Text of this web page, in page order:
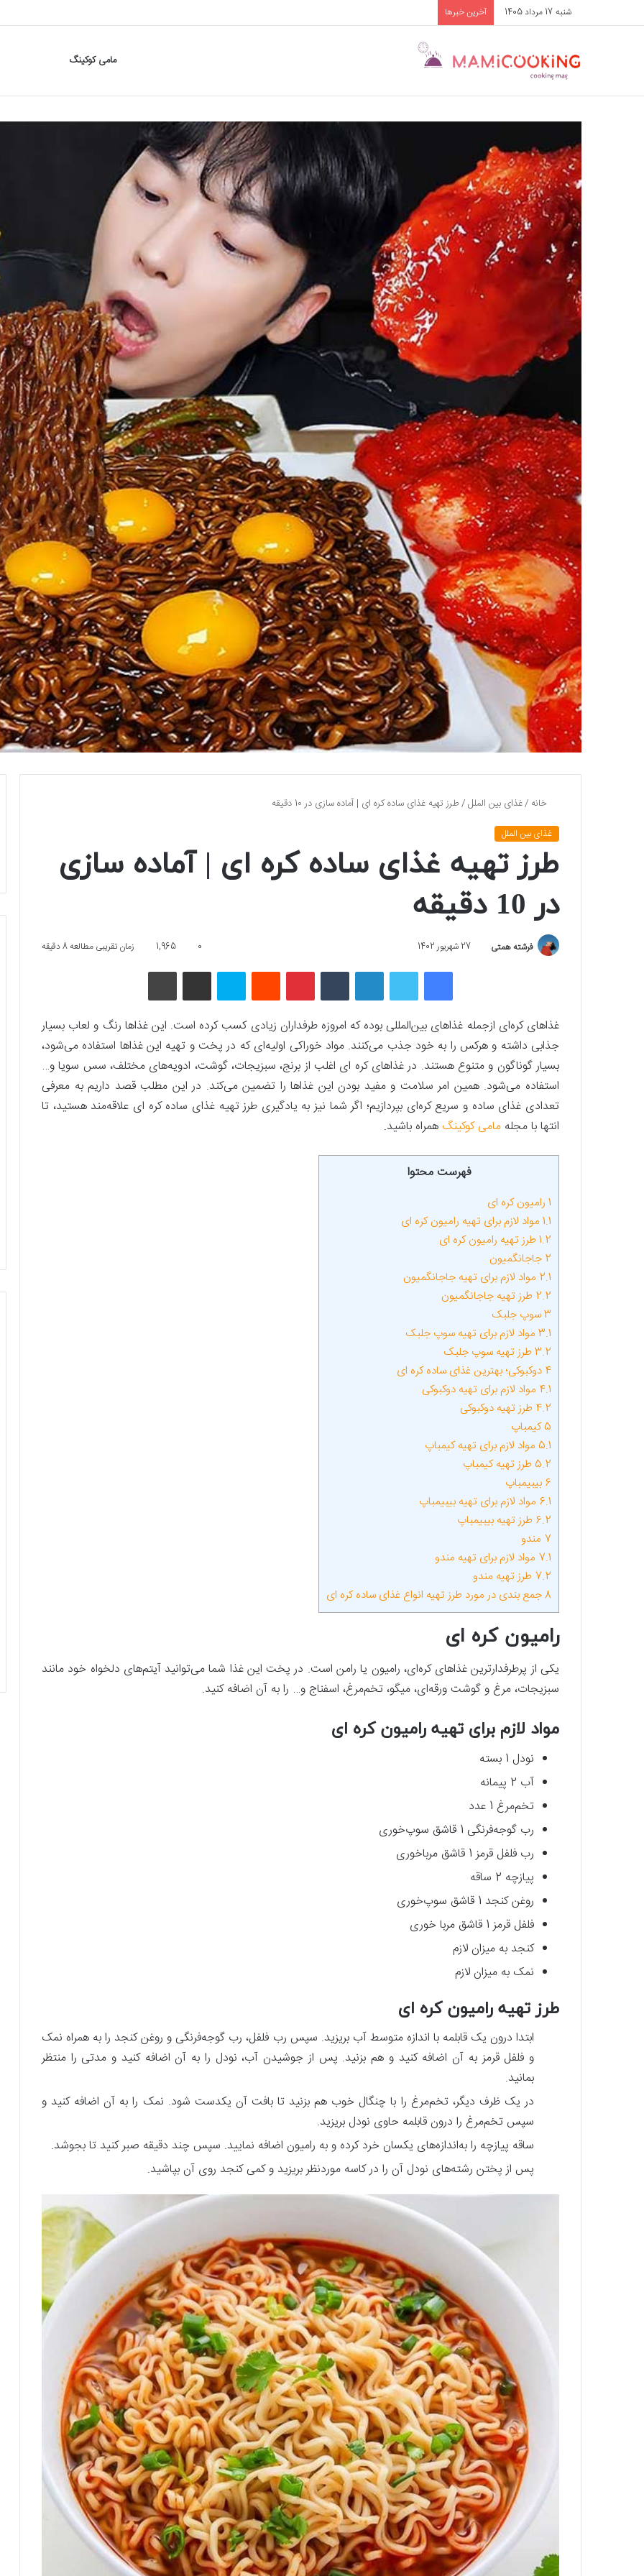
شنبه 17 مرداد 1405 آخرین خبرها
مامی کوکینگ
خانه /غذای بین الملل/طرز تهیه غذای ساده کره ای | آماده سازی در 10 دقیقه
غذای بین الملل
طرز تهیه غذای ساده کره ای | آماده سازی
در 10 دقیقه
فرشته همتی 27 شهریور 1402 0
1,965 زمان تقریبی مطالعه 8 دقیقه
فیسبوک لینکداین پینتریست اسکایپ
غذاهای کره‌ای ازجمله غذاهای بین‌المللی بوده که امروزه طرفداران زیادی کسب کرده است. این غذاها رنگ و لعاب بسیار
جذابی داشته و هرکس را به خود جذب می‌کنند. مواد خوراکی اولیه‌ای که در پخت و تهیه این غذاها استفاده می‌شود،
بسیار گوناگون و متنوع هستند. در غذاهای کره‌ ای اغلب از برنج، سبزیجات، گوشت، ادویه‌های مختلف، سس سویا و…
استفاده می‌شود. همین امر سلامت و مفید بودن این غذاها را تضمین می‌کند. در این مطلب قصد داریم به معرفی
تعدادی غذای ساده و سریع کره‌ای بپردازیم؛ اگر شما نیز به‌ یادگیری طرز تهیه غذای ساده کره ای علاقه‌مند هستید، تا
انتها با مجله مامی کوکینگهمراه باشید.
فهرست محتوا
1 رامیون کره‌ ای
1.1 مواد لازم برای تهیه رامیون کره‌ ای
1.2 طرز تهیه رامیون کره‌ ای
2 جاجانگمیون
2.1 مواد لازم برای تهیه جاجانگمیون
2.2 طرز تهیه جاجانگمیون
3سوپ جلبک
3.1 مواد لازم برای تهیه سوپ جلبک
3.2 طرز تهیه سوپ جلبک
4 دوکبوکی؛ بهترین غذای ساده کره ای
4.1 مواد لازم برای تهیه دوکبوکی
4.2 طرز تهیه دوکبوکی
5کیمباپ
5.1 مواد لازم برای تهیه کیمباپ
5.2 طرز تهیه کیمباپ
6 بیبیمباپ
6.1 مواد لازم برای تهیه بیبیمباپ
6.2 طرز تهیه بیبیمباپ
7 مندو
7.1 مواد لازم برای تهیه مندو
7.2 طرز تهیه مندو
8جمع بندی در مورد طرز تهیه انواع غذای ساده کره ای
رامیون کره‌ ای
یکی از پرطرفدارترین غذاهای کره‌ای، رامیون یا رامن است. در پخت این غذا شما می‌توانید آیتم‌های دلخواه خود مانند
سبزیجات، مرغ و گوشت ورقه‌ای، میگو، تخم‌مرغ، اسفناج و… را به آن اضافه کنید.
مواد لازم برای تهیه رامیون کره‌ ای
نودل 1 بسته
آب 2 پیمانه
تخم‌مرغ 1 عدد
رب گوجه‌فرنگی 1 قاشق سوپ‌خوری
رب فلفل قرمز 1 قاشق مرباخوری
پیازچه 2 ساقه
روغن کنجد 1 قاشق سوپ‌خوری
فلفل قرمز 1 قاشق مربا خوری
کنجد به میزان لازم
نمک به میزان لازم
طرز تهیه رامیون کره‌ ای
ابتدا درون یک قابلمه با اندازه متوسط آب بریزید. سپس رب فلفل، رب گوجه‌فرنگی و روغن کنجد را به همراه نمک
و فلفل قرمز به آن اضافه کنید و هم بزنید. پس‌ از جوشیدن آب، نودل را به آن اضافه کنید و مدتی را منتظر
بمانید.
در یک ظرف دیگر، تخم‌مرغ را با چنگال خوب هم بزنید تا بافت آن یکدست شود. نمک را به آن اضافه کنید و
سپس تخم‌مرغ را درون قابلمه حاوی نودل بریزید.
ساقه پیازچه را به‌اندازه‌های یکسان خرد کرده و به رامیون اضافه نمایید. سپس چند دقیقه صبر کنید تا بجوشد.
پس‌ از پختن رشته‌های نودل آن را در کاسه موردنظر بریزید و کمی کنجد روی آن بپاشید.